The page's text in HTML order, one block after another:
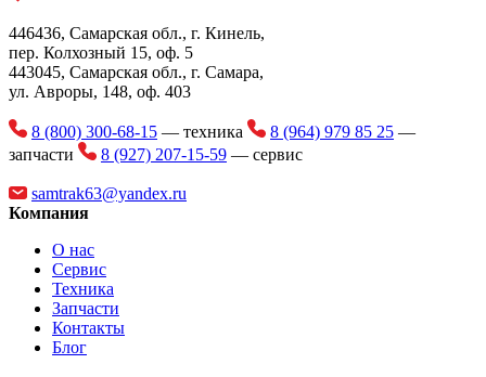
Тяговый класс трактора
Габаритные размеры в рабочем положении:
длина (мм) 3 290
Габаритные размеры в рабочем положении:
Габаритные размеры в рабочем положении:
Габаритные размеры в транспортном
положении: длина (мм)
Габаритные размеры в транспортном
положении: ширина (мм)
446436, Самарская обл., г. Кинель,
пер. Колхозный 15, оф. 5
443045, Самарская обл., г. Самара,
ул. Авроры, 148, оф. 403
8 (800) 300-68-15 — техника 8 (964) 979 85 25 —
запчасти
8 (927) 207-15-59 — сервис
samtrak63@yandex.ru
Компания
О нас
Сервис
Техника
Запчасти
Контакты
Блог